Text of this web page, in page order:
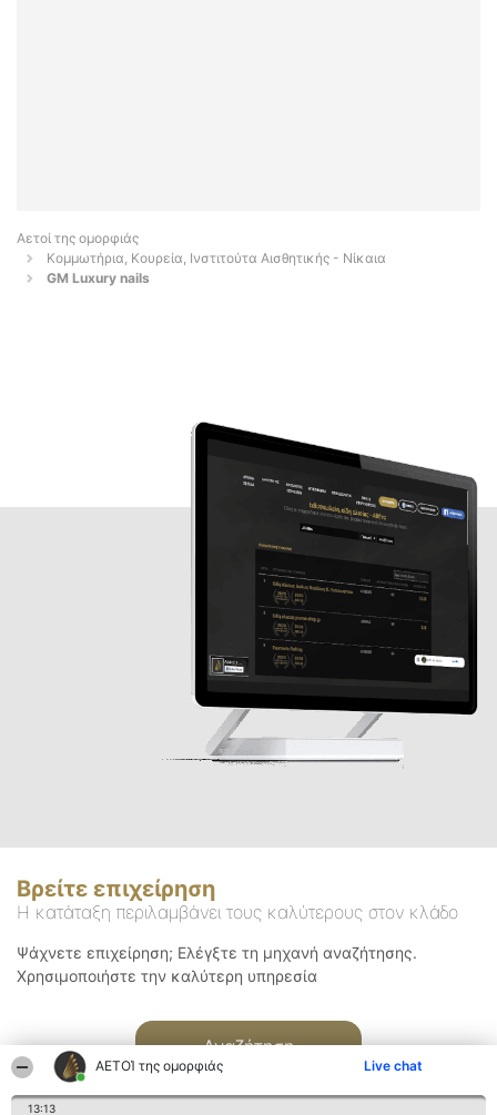
ΑΕΤΟΊ της ομορφιάς Live chat
13:13
Αετοί της ομορφιάς
Κομμωτήρια, Κουρεία, Ινστιτούτα Αισθητικής - Νίκαια
GM Luxury nails
Βρείτε επιχείρηση
Η κατάταξη περιλαμβάνει τους καλύτερους στον κλάδο
Ψάχνετε επιχείρηση; Ελέγξτε τη μηχανή αναζήτησης.
Χρησιμοποιήστε την καλύτερη υπηρεσία
Αναζήτηση